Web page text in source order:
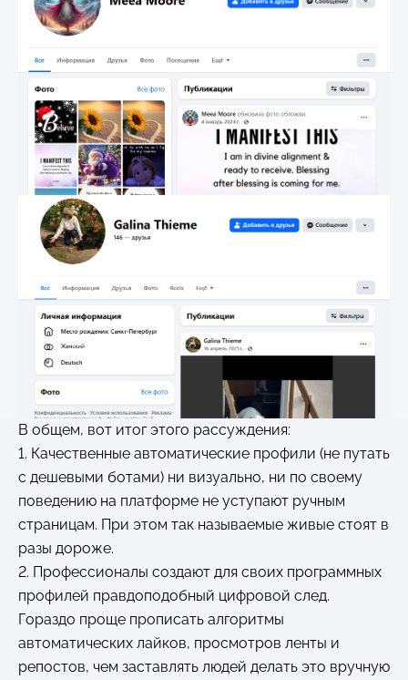
В общем, вот итог этого рассуждения:
1. Качественные автоматические профили (не путать
с дешевыми ботами) ни визуально, ни по своему
поведению на платформе не уступают ручным
страницам. При этом так называемые живые стоят в
разы дороже.
2. Профессионалы создают для своих программных
профилей правдоподобный цифровой след.
Гораздо проще прописать алгоритмы
автоматических лайков, просмотров ленты и
репостов, чем заставлять людей делать это вручную